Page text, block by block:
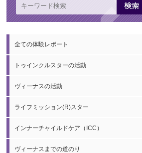
全ての体験レポート
トゥインクルスターの活動
ヴィーナスの活動
ライフミッション(R)スター
インナーチャイルドケア（ICC）
ヴィーナスまでの道のり